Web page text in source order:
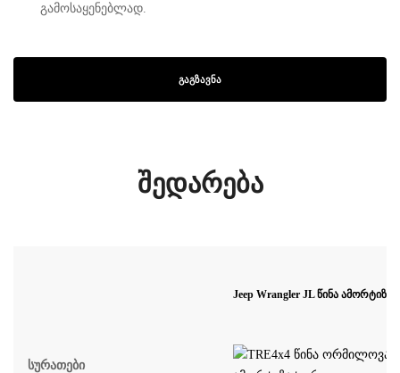
გამოსაყენებლად.
შედარება
Jeep Wrangler JL წინა
Სურათები